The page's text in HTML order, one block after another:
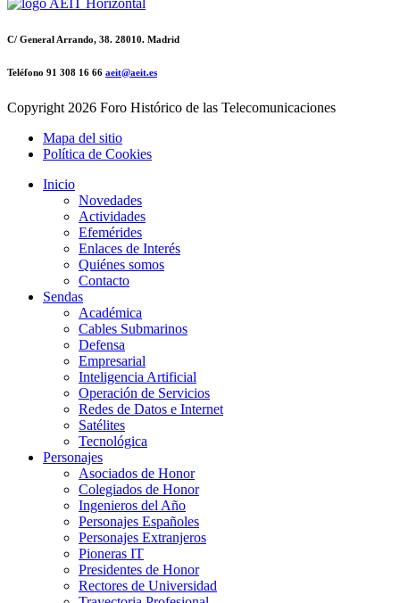
C/ General Arrando, 38. 28010. Madrid
Teléfono 91 308 16 66 aeit@aeit.es
Copyright 2026 Foro Histórico de las Telecomunicaciones
Mapa del sitio
Política de Cookies
Inicio
Novedades
Actividades
Efemérides
Enlaces de Interés
Quiénes somos
Contacto
Sendas
Académica
Cables Submarinos
Defensa
Empresarial
Inteligencia Artificial
Operación de Servicios
Redes de Datos e Internet
Satélites
Tecnológica
Personajes
Asociados de Honor
Colegiados de Honor
Ingenieros del Año
Personajes Españoles
Personajes Extranjeros
Pioneras IT
Presidentes de Honor
Rectores de Universidad